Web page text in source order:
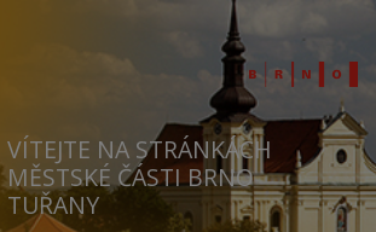
VÍTEJTE NA STRÁNKÁCH
MĚSTSKÉ ČÁSTI BRNO
TUŘANY